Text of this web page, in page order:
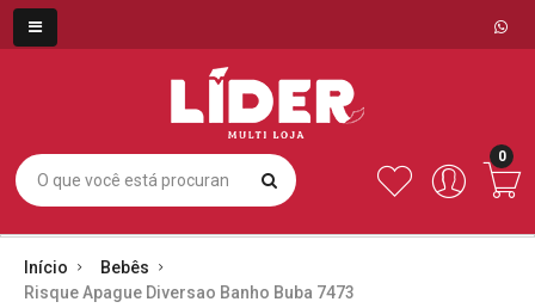
0
Início
Bebês
Risque Apague Diversao Banho Buba 7473